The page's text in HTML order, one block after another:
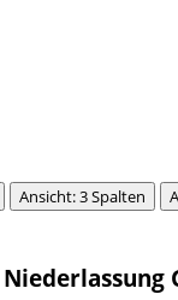
Ansicht: 3 Spalten